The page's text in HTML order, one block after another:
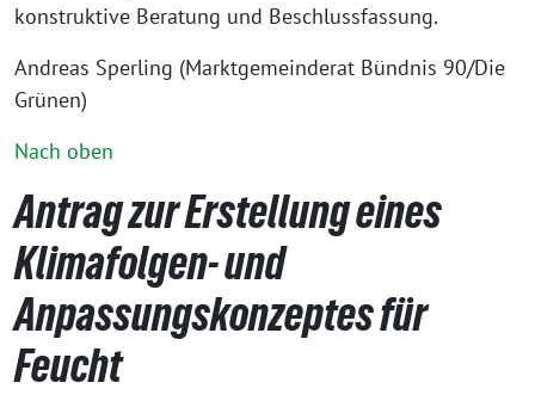
konstruktive Beratung und Beschlussfassung.
Andreas Sperling (Marktgemeinderat Bündnis 90/Die
Grünen)
Nach oben
Antrag zur Erstellung eines
Klimafolgen- und
Anpassungskonzeptes für
Feucht